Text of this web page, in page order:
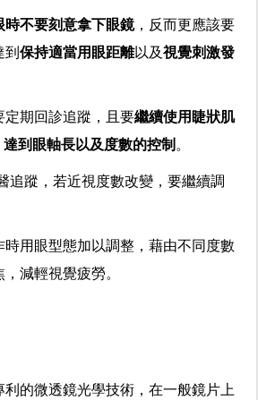
時不要刻意拿下眼鏡，反而更應該要
保持適當用眼距離以及視覺刺激發
定期回診追蹤，且要繼續使用睫狀肌
到眼軸長以及度數的控制 。
追蹤，若近視度數改變，要繼續調
時用眼型態加以調整，藉由不同度數
減輕視覺疲勞。
利的微透鏡光學技術，在一般鏡片上